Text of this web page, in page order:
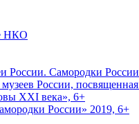
НКО
России. Самородки
России,
XXI века», 6+
России» 2019, 6+